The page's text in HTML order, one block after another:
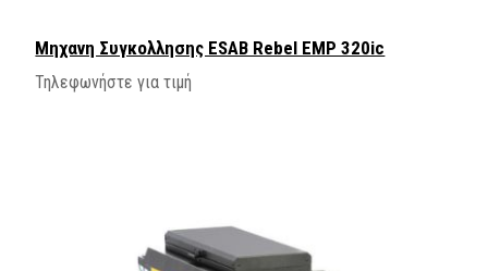
Μηχανη Συγκολλησης ΕSAB Rebel EMP 320ic
Τηλεφωνήστε για τιμή